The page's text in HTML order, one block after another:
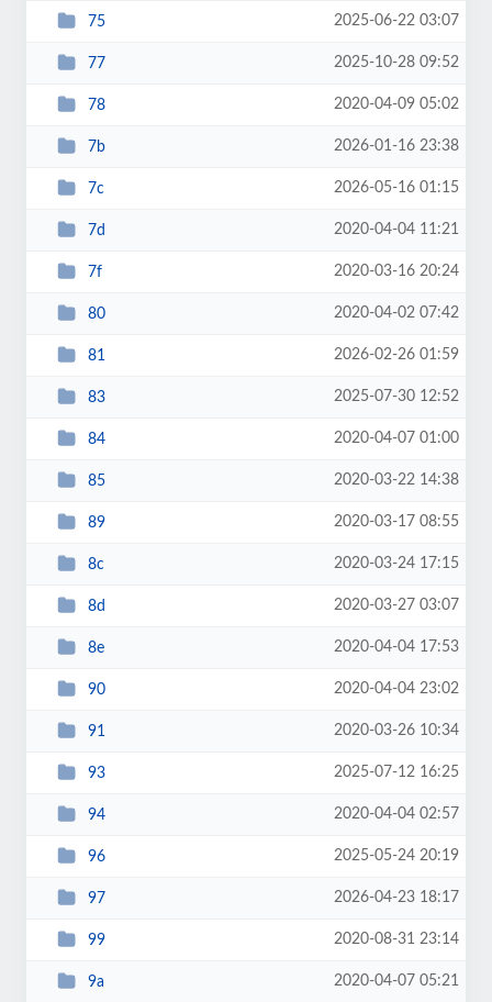
75 2025-06-22 03:07
77 2025-10-28 09:52
78 2020-04-09 05:02
7b 2026-01-16 23:38
7c 2026-05-16 01:15
7d 2020-04-04 11:21
7f 2020-03-16 20:24
80 2020-04-02 07:42
81 2026-02-26 01:59
83 2025-07-30 12:52
84 2020-04-07 01:00
85 2020-03-22 14:38
89 2020-03-17 08:55
8c 2020-03-24 17:15
8d 2020-03-27 03:07
8e 2020-04-04 17:53
90 2020-04-04 23:02
91 2020-03-26 10:34
93 2025-07-12 16:25
94 2020-04-04 02:57
96 2025-05-24 20:19
97 2026-04-23 18:17
99 2020-08-31 23:14
9a 2020-04-07 05:21